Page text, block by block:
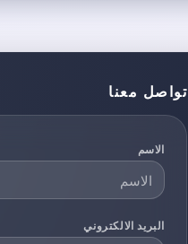
تواصل معنا
الاسم
البريد الالكتروني